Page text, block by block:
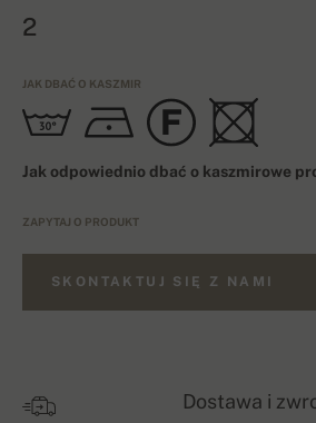
2
JAK DBAĆ O KASZMIR
Jak odpowiednio dbać o kaszmirowe
ZAPYTAJ O PRODUKT
SKONTAKTUJ SIĘ Z NAMI
Dostawa i